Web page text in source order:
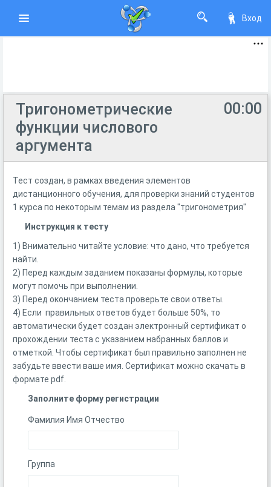
Вход
00:00
Тригонометрические
функции числового
аргумента
Тест создан, в рамках введения элементов
дистанционного обучения, для проверки знаний студентов
1 курса по некоторым темам из раздела "тригонометрия"
Инструкция к тесту
1) Внимательно читайте условие: что дано, что требуется
найти.
2) Перед каждым заданием показаны формулы, которые
могут помочь при выполнении.
3) Перед окончанием теста проверьте свои ответы.
4) Если правильных ответов будет больше 50%, то
автоматически будет создан электронный сертификат о
прохождении теста с указанием набранных баллов и
отметкой. Чтобы сертификат был правильно заполнен не
забудьте ввести ваше имя. Сертификат можно скачать в
формате pdf.
Заполните форму регистрации
Фамилия Имя Отчество
Группа